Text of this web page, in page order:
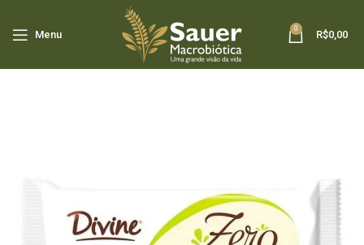
Menu
0
R$0,00